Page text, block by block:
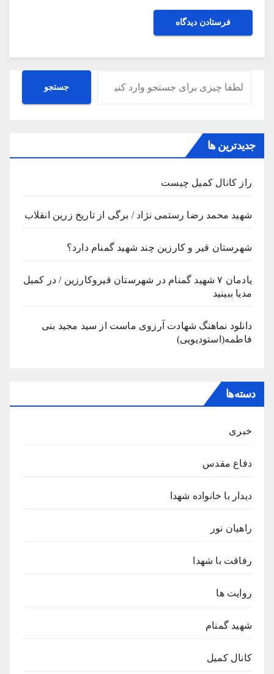
جستجو جستجو
جدیدترین ها
راز کانال کمیل چیست
شهید محمد رضا رستمی نژاد / برگی از تاریخ زرین انقلاب
شهرستان قیر و کارزین چند شهید گمنام دارد؟
یادمان ۷ شهید گمنام در شهرستان قیروکارزین / در کمیل
مدیا ببینید
دانلود نماهنگ شهادت آرزوی ماست از سید مجید بنی
فاطمه(استودیویی)
دسته‌ها
خبری
دفاع مقدس
دیدار با خانواده شهدا
راهیان نور
رفاقت با شهدا
روایت ها
شهید گمنام
کانال کمیل